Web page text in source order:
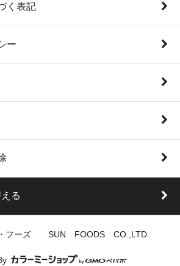
く表記
ー
る
フーズ SUN FOODS CO.,LTD.